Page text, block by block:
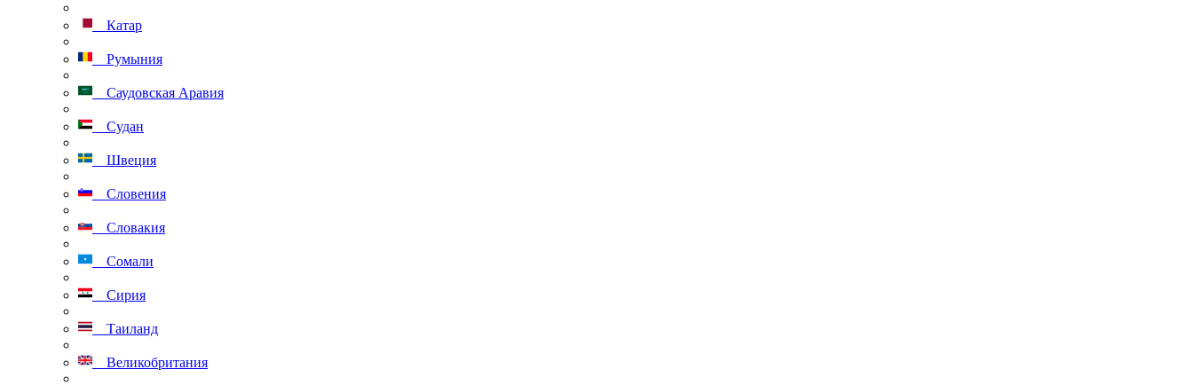
Катар
Румыния
Саудовская Аравия
Судан
Швеция
Словения
Словакия
Сомали
Сирия
Таиланд
Великобритания